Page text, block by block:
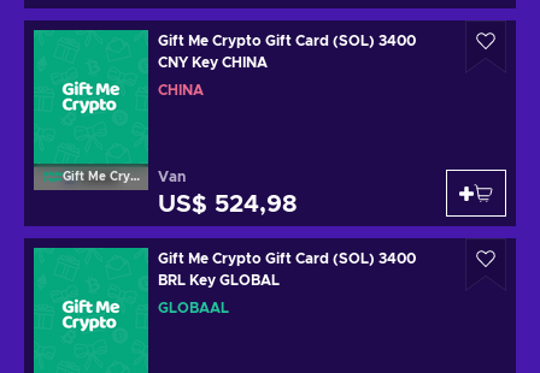
Gift Me Crypto
Gift Me Crypto Gift Card (SOL) 3400
CNY Key CHINA
CHINA
Van
US$ 524,98
Gift Me Crypto Gift Card (SOL) 3400
BRL Key GLOBAL
GLOBAAL